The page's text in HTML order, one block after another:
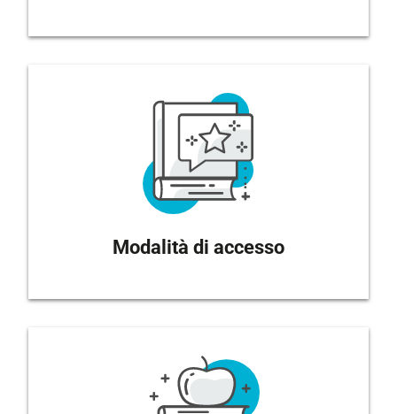
Modalità di accesso